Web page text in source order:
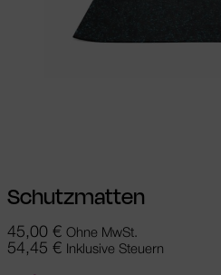
Schutzmatten
45,00 € Ohne MwSt.
54,45 € Inklusive Steuern